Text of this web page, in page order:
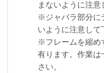
まないように注意
※ジャバラ部分に
いように注意して
※フレームを縮め
有ります。作業は
さい。